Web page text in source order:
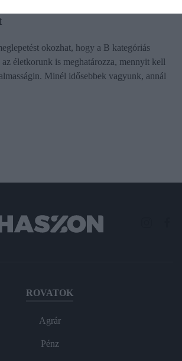
okozhat, hogy a B kategóriás
életkorunk is meghatározza, mennyit kell
Minél idősebbek vagyunk, annál
ROVATOK
Agrár
Pénz